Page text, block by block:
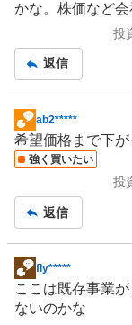
板
かな。株価など会
投
返信
掲
示
板
ab2*****
希望価格まで下
強く買いたい
投
返信
掲
示
板
fly*****
ここは既存事業
ないのかな